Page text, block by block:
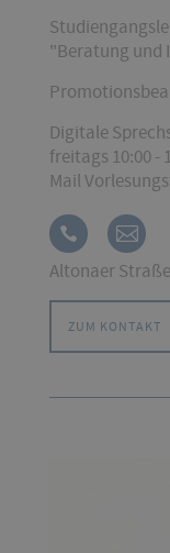
"Beratung und
Digitale
freitags 10:00 -
Mail
Altonaer Straße
ZUM KONTAKT